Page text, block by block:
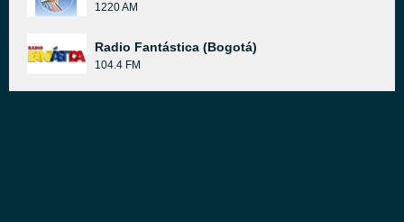
1220 AM
Radio Fantástica (Bogotá)
104.4 FM